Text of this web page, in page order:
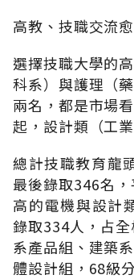
高教、技職交流
選擇技職大學的
科系）與護理（
兩名，都是市場
起，設計類（工
總計技職教育龍
最後錄取346名
高的電機與設計
錄取334人，占
系產品組、建築
體設計組，68級